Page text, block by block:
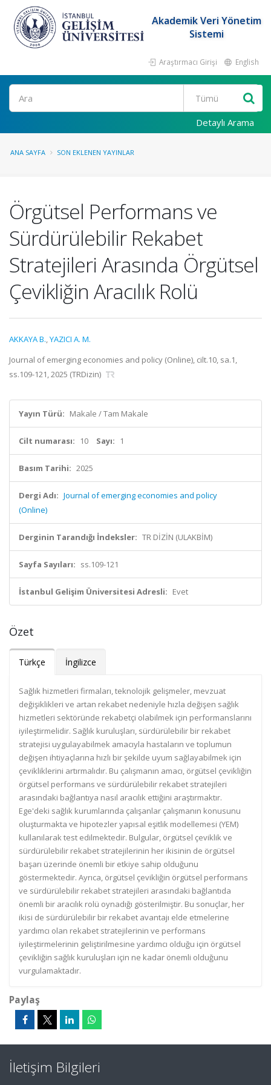
Akademik Veri Yönetim
Sistemi
Araştırmacı Girişi English
Ara
Detaylı Arama
ANA SAYFA SON EKLENEN YAYINLAR
Örgütsel Performans ve
Sürdürülebilir Rekabet
Stratejileri Arasında Örgütsel
Çevikliğin Aracılık Rolü
AKKAYA B.,YAZICI A. M.
Journal of emerging economies and policy (Online), cilt.10, sa.1,
ss.109-121, 2025 (TRDizin)
Yayın Türü: Makale / Tam Makale
Cilt numarası: 10 Sayı: 1
Basım Tarihi: 2025
Dergi Adı: Journal of emerging economies and policy
(Online)
Derginin Tarandığı İndeksler: TR DİZİN (ULAKBİM)
Sayfa Sayıları: ss.109-121
İstanbul Gelişim Üniversitesi Adresli: Evet
Özet
Türkçe İngilizce
Sağlık hizmetleri firmaları, teknolojik gelişmeler, mevzuat
değişiklikleri ve artan rekabet nedeniyle hızla değişen sağlık
hizmetleri sektöründe rekabetçi olabilmek için performanslarını
iyileştirmelidir. Sağlık kuruluşları, sürdürülebilir bir rekabet
stratejisi uygulayabilmek amacıyla hastaların ve toplumun
değişen ihtiyaçlarına hızlı bir şekilde uyum sağlayabilmek için
çevikliklerini artırmalıdır. Bu çalışmanın amacı, örgütsel çevikliğin
örgütsel performans ve sürdürülebilir rekabet stratejileri
arasındaki bağlantıya nasıl aracılık ettiğini araştırmaktır.
Ege'deki sağlık kurumlarında çalışanlar çalışmanın konusunu
oluşturmakta ve hipotezler yapısal eşitlik modellemesi (YEM)
kullanılarak test edilmektedir. Bulgular, örgütsel çeviklik ve
sürdürülebilir rekabet stratejilerinin her ikisinin de örgütsel
başarı üzerinde önemli bir etkiye sahip olduğunu
göstermektedir. Ayrıca, örgütsel çevikliğin örgütsel performans
ve sürdürülebilir rekabet stratejileri arasındaki bağlantıda
önemli bir aracılık rolü oynadığı gösterilmiştir. Bu sonuçlar, her
ikisi de sürdürülebilir bir rekabet avantajı elde etmelerine
yardımcı olan rekabet stratejilerinin ve performans
iyileştirmelerinin geliştirilmesine yardımcı olduğu için örgütsel
çevikliğin sağlık kuruluşları için ne kadar önemli olduğunu
vurgulamaktadır.
Paylaş
İletişim Bilgileri